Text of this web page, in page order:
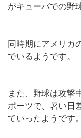
がキューバでの野
同時期にアメリカ
でいるようです。
また、野球は攻撃
ポーツで、暑い日
ていったようです。